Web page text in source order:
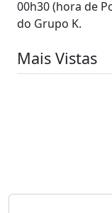
00h30 (hora de
do Grupo K.
Mais Vistas